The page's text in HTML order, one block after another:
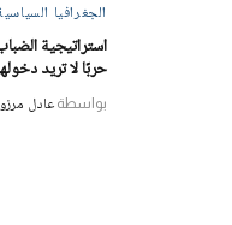
الجغرافيا
استراتيجية
حربًا لا تريد
بواسطة عادل